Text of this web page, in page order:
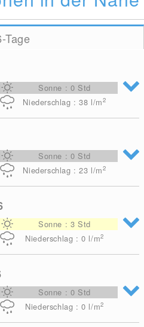
Tage
Sonne : 0 Std
Niederschlag : 38 l/m2
Sonne : 0 Std
Niederschlag : 23 l/m2
Sonne : 3 Std
Niederschlag : 0 l/m2
Sonne : 0 Std
Niederschlag : 0 l/m2